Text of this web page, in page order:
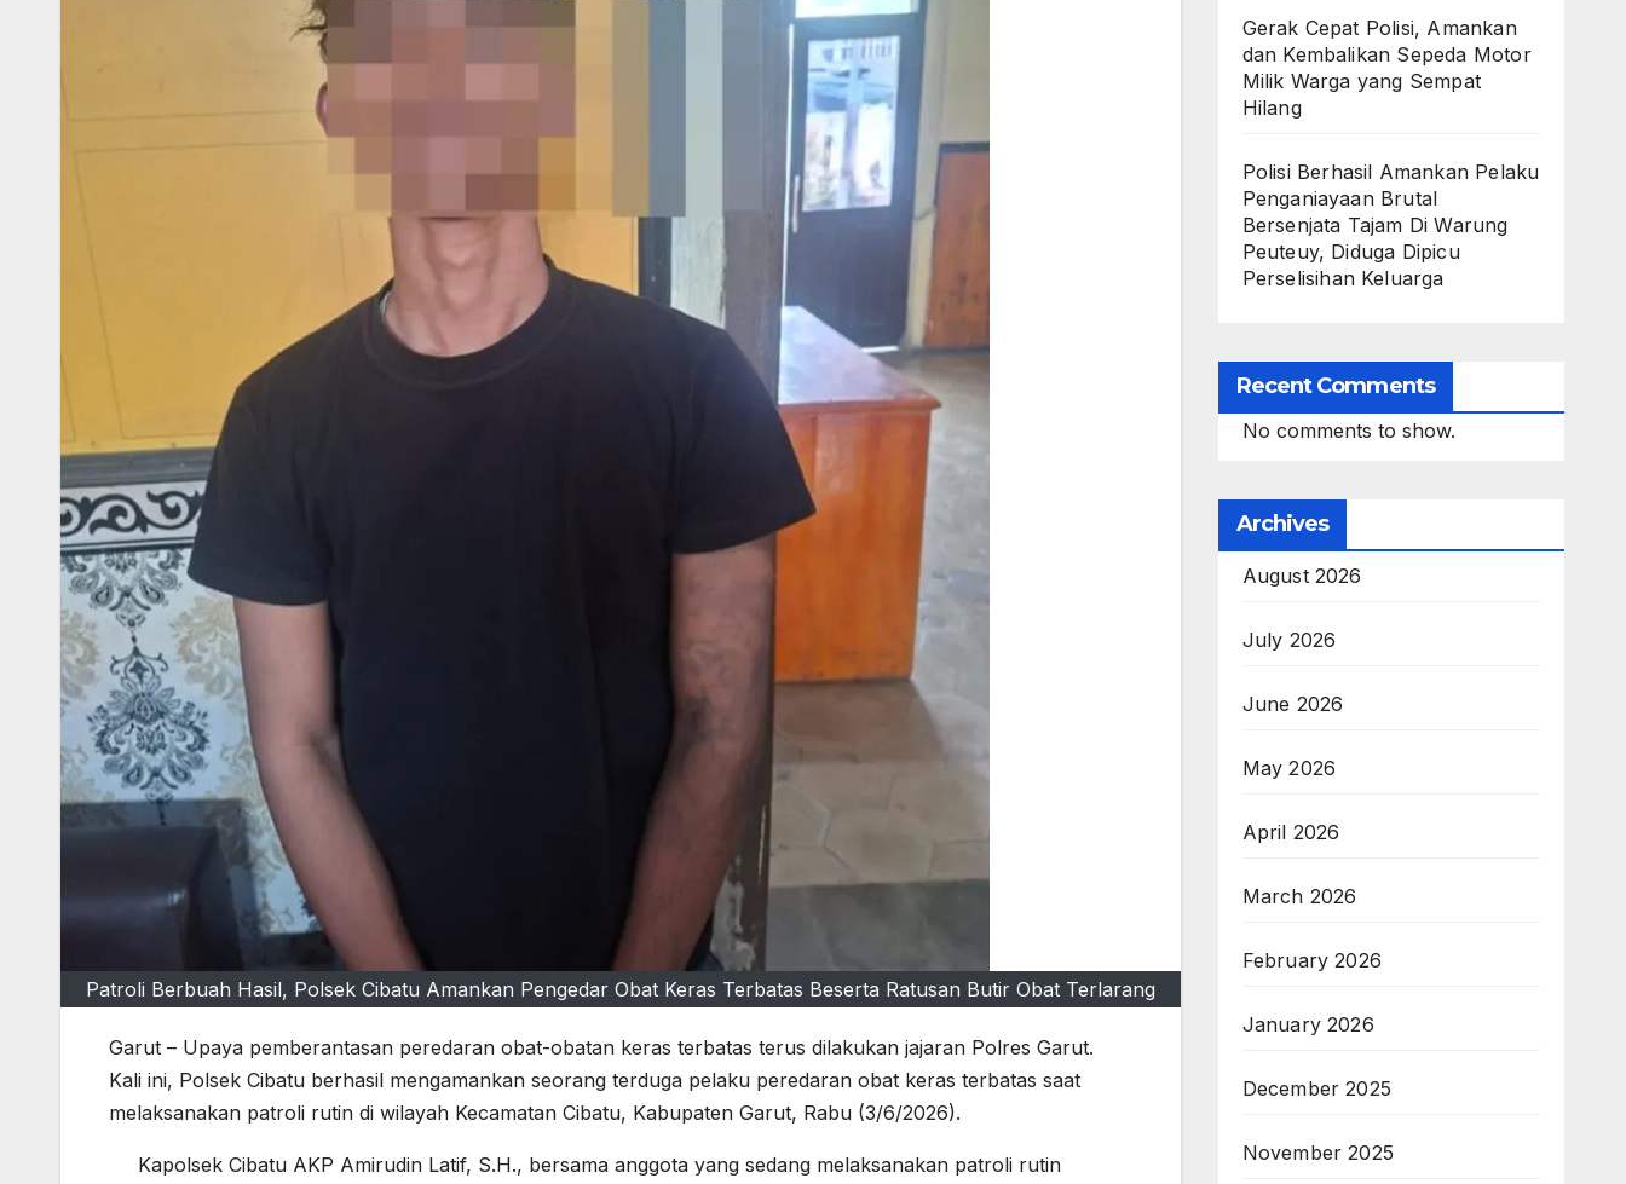
Patroli Berbuah Hasil, Polsek Cibatu Amankan Pengedar Obat Keras Terbatas Beserta Ratusan Butir Obat Terlarang
Garut – Upaya pemberantasan peredaran obat-obatan keras terbatas terus dilakukan jajaran Polres Garut.
Kali ini, Polsek Cibatu berhasil mengamankan seorang terduga pelaku peredaran obat keras terbatas saat
melaksanakan patroli rutin di wilayah Kecamatan Cibatu, Kabupaten Garut, Rabu (3/6/2026).
Kapolsek Cibatu AKP Amirudin Latif, S.H., bersama anggota yang sedang melaksanakan patroli rutin
Gerak Cepat Polisi, Amankan
dan Kembalikan Sepeda Motor
Milik Warga yang Sempat
Hilang
Polisi Berhasil Amankan Pelaku
Penganiayaan Brutal
Bersenjata Tajam Di Warung
Peuteuy, Diduga Dipicu
Perselisihan Keluarga
Recent Comments
No comments to show.
Archives
August 2026
July 2026
June 2026
May 2026
April 2026
March 2026
February 2026
January 2026
December 2025
November 2025